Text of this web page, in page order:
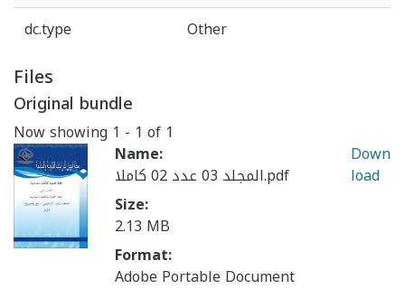
dc.type
Other
Files
Original bundle
Now showing 1 - 1 of 1
Name:
المجلد 03 عدد 02 كاملا.pdf
Size:
2.13 MB
Format:
Adobe Portable Document
Down
load